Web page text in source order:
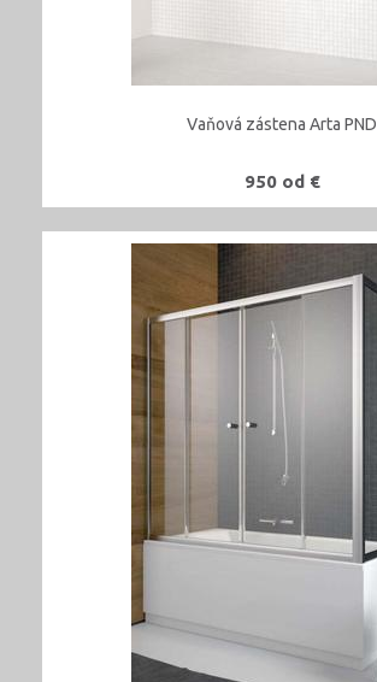
Vaňová zástena Arta PND
950 od €